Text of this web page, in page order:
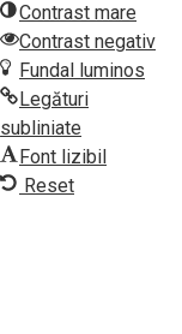
Contrast mare
Contrast negativ
Fundal luminos
Legături
subliniate
Font lizibil
Reset